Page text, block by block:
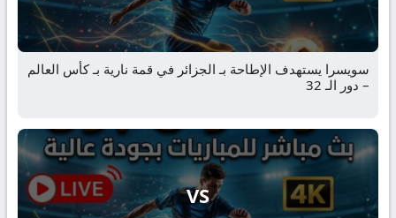
سويسرا يستهدف الإطاحة بـ الجزائر في قمة نارية بـ كأس العالم
– دور الـ 32
VS